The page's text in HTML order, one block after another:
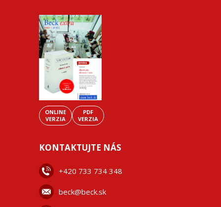
ONLINE
VERZIA
PDF
VERZIA
KONTAKTUJTE NÁS
+420 733 734 348
beck@beck.sk